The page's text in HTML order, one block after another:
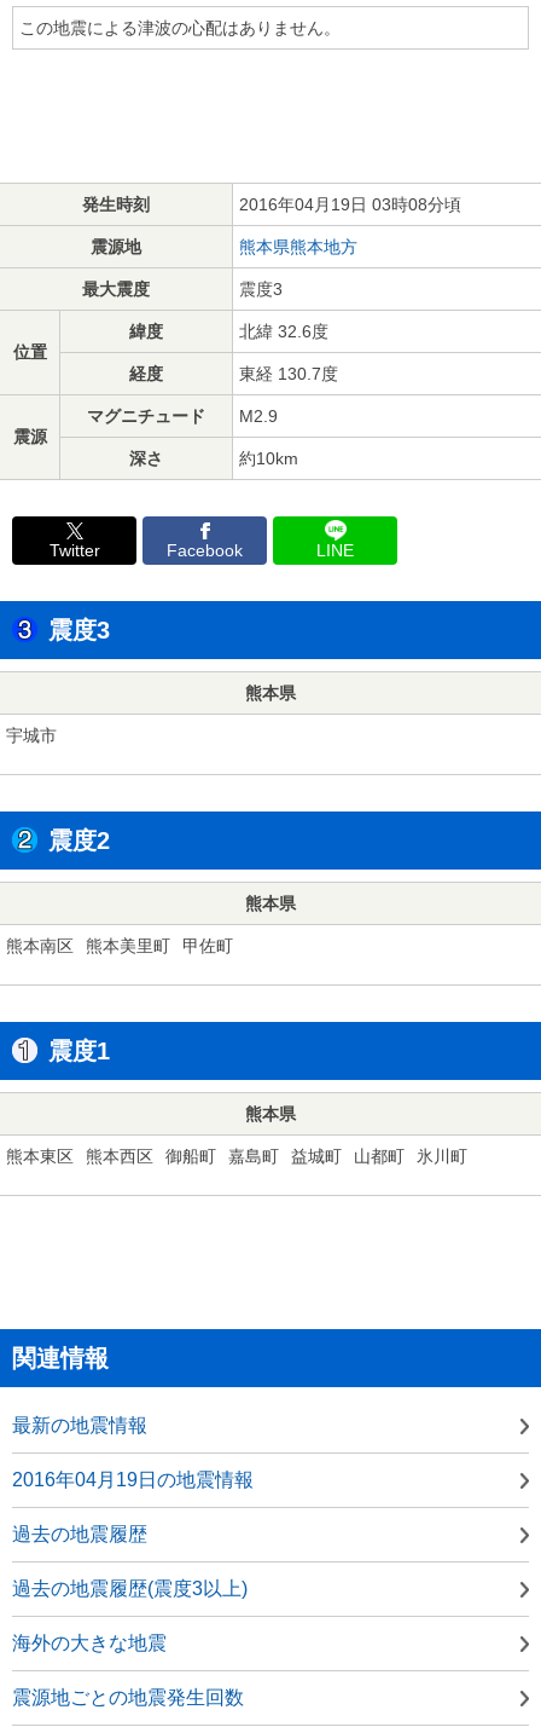
この地震による津波の心配はありません。
発生時刻 2016年04月19日 03時08分頃
震源地 熊本県熊本地方
最大震度 震度3
位置
緯度 北緯 32.6度
経度 東経 130.7度
震源
マグニチュード M2.9
深さ 約10km
Twitter Facebook LINE
震度3
熊本県
宇城市
震度2
熊本県
熊本南区 熊本美里町 甲佐町
震度1
熊本県
熊本東区 熊本西区 御船町 嘉島町 益城町 山都町 氷川町
関連情報
最新の地震情報
2016年04月19日の地震情報
過去の地震履歴
過去の地震履歴(震度3以上)
海外の大きな地震
震源地ごとの地震発生回数